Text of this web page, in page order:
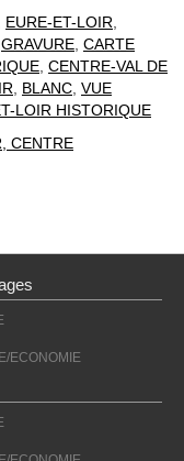
EURE-ET-LOIR,
GRAVURE, CARTE
, CENTRE-VAL DE
, BLANC, VUE
LOIR HISTORIQUE
CENTRE
ECONOMIE